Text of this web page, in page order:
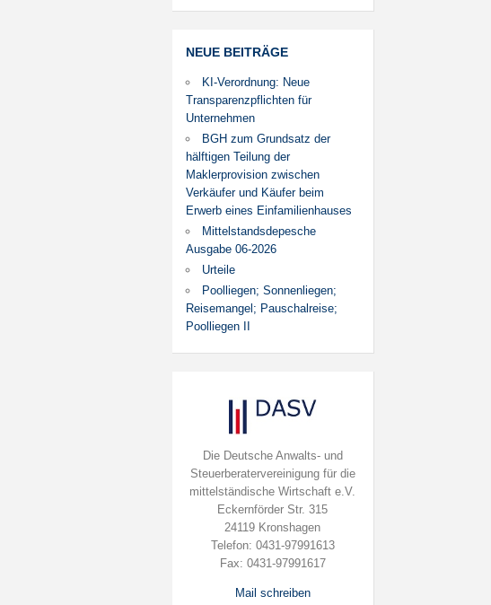
NEUE BEITRÄGE
KI-Verordnung: Neue
Transparenzpflichten für
Unternehmen
BGH zum Grundsatz der
hälftigen Teilung der
Maklerprovision zwischen
Verkäufer und Käufer beim
Erwerb eines Einfamilienhauses
Mittelstandsdepesche
Ausgabe 06-2026
Urteile
Poolliegen; Sonnenliegen;
Reisemangel; Pauschalreise;
Poolliegen II
Die Deutsche Anwalts- und
Steuerberatervereinigung für die
mittelständische Wirtschaft e.V.
Eckernförder Str. 315
24119 Kronshagen
Telefon: 0431-97991613
Fax: 0431-97991617
Mail schreiben